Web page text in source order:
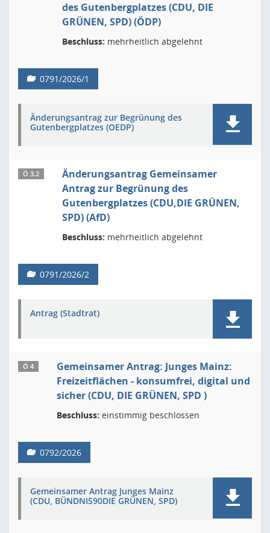
des Gutenbergplatzes (CDU, DIE
GRÜNEN, SPD) (ÖDP)
Beschluss: mehrheitlich abgelehnt
0791/2026/1
Änderungsantrag zur Begrünung des
Gutenbergplatzes (OEDP)
Ö 3.2
Änderungsantrag Gemeinsamer
Antrag zur Begrünung des
Gutenbergplatzes (CDU,DIE GRÜNEN,
SPD) (AfD)
Beschluss: mehrheitlich abgelehnt
0791/2026/2
Antrag (Stadtrat)
Ö 4
Gemeinsamer Antrag: Junges Mainz:
Freizeitflächen - konsumfrei, digital und
sicher (CDU, DIE GRÜNEN, SPD )
Beschluss: einstimmig beschlossen
0792/2026
Gemeinsamer Antrag Junges Mainz
(CDU, BÜNDNIS90DIE GRÜNEN, SPD)